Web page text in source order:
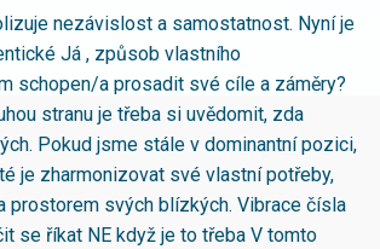
nezávislost a samostatnost. Nyní je
Já , způsob vlastního
schopen/a prosadit své cíle a záměry?
stranu je třeba si uvědomit, zda
Pokud jsme stále v dominantní pozici,
je zharmonizovat své vlastní potřeby,
prostorem svých blízkých. Vibrace čísla
se říkat NE když je to třeba V tomto